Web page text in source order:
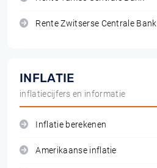
Rente Zwitserse Centrale Bank
INFLATIE
inflatiecijfers en informatie
Inflatie berekenen
Amerikaanse inflatie